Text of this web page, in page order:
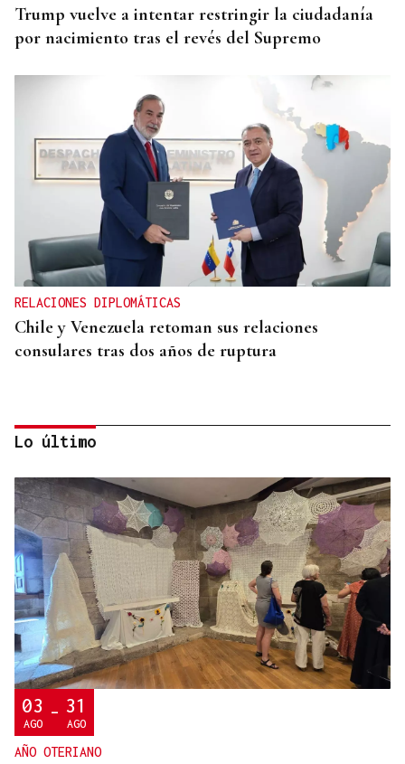
Trump vuelve a intentar restringir la ciudadanía
por nacimiento tras el revés del Supremo
RELACIONES DIPLOMÁTICAS
Chile y Venezuela retoman sus relaciones
consulares tras dos años de ruptura
TOMA DE POSESIÓN
El Rey acudirá a la toma de posesión de De la
Espriella como presidente de Colombia
Lo último
03
AGO - 31
AGO
AÑO OTERIANO